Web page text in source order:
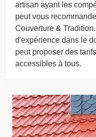
artisan ayant les
peut vous
Couverture &
d'expérience dans le
peut proposer des
accessibles à tous.